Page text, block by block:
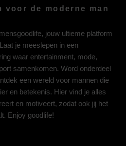
de moderne man
jouw ultieme platform
je meeslepen in een
waar entertainment, mode,
samenkomen. Word onderdeel
een wereld voor mannen die
en betekenis. Hier vind je alles
en motiveert, zodat ook jij het
Enjoy goodlife!